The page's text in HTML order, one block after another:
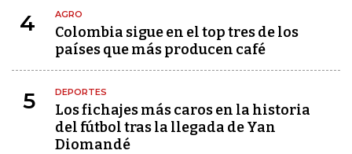
4 AGRO
Colombia sigue en el top tres de los
países que más producen café
5 DEPORTES
Los fichajes más caros en la historia
del fútbol tras la llegada de Yan
Diomandé